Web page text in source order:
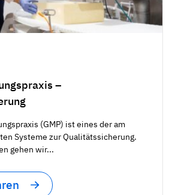
–
(GMP) ist eines der am
Systeme zur Qualitätssicherung.
gehen wir...